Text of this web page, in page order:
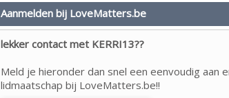
Aanmelden bij LoveMatters.be
lekker contact met KERRI13??
Meld je hieronder dan snel een eenvoudig aan
lidmaatschap bij LoveMatters.be!!